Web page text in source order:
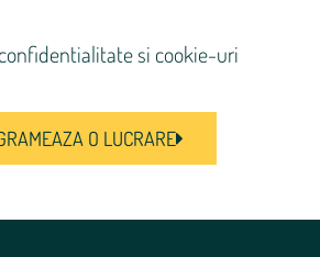
si cookie-uri
O LUCRARE